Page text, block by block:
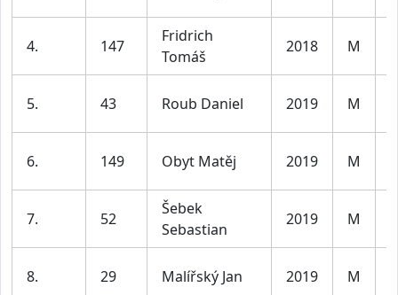
4. 147
Fridrich
Tomáš
2018 M
5. 43 Roub Daniel 2019 M
6. 149 Obyt Matěj 2019 M
7. 52
Šebek
Sebastian
2019 M
8. 29 Malířský Jan 2019 M